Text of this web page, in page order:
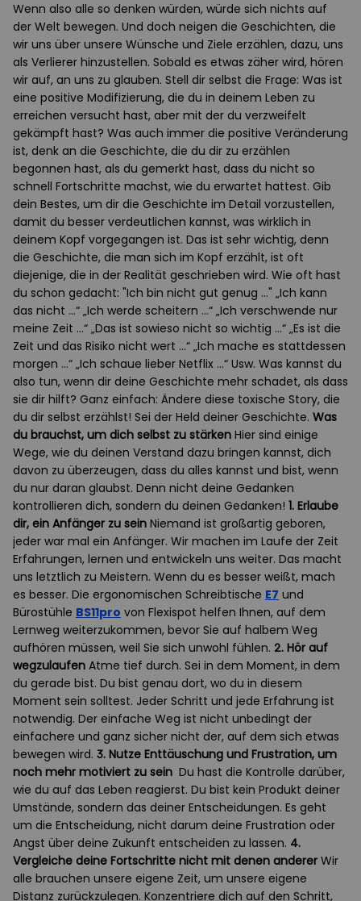
Wenn also alle so denken würden, würde sich nichts auf
der Welt bewegen. Und doch neigen die Geschichten, die
wir uns über unsere Wünsche und Ziele erzählen, dazu, uns
als Verlierer hinzustellen. Sobald es etwas zäher wird, hören
wir auf, an uns zu glauben. Stell dir selbst die Frage: Was ist
eine positive Modifizierung, die du in deinem Leben zu
erreichen versucht hast, aber mit der du verzweifelt
gekämpft hast? Was auch immer die positive Veränderung
ist, denk an die Geschichte, die du dir zu erzählen
begonnen hast, als du gemerkt hast, dass du nicht so
schnell Fortschritte machst, wie du erwartet hattest. Gib
dein Bestes, um dir die Geschichte im Detail vorzustellen,
damit du besser verdeutlichen kannst, was wirklich in
deinem Kopf vorgegangen ist. Das ist sehr wichtig, denn
die Geschichte, die man sich im Kopf erzählt, ist oft
diejenige, die in der Realität geschrieben wird. Wie oft hast
du schon gedacht: "Ich bin nicht gut genug …" „Ich kann
das nicht …“ „Ich werde scheitern …“ „Ich verschwende nur
meine Zeit …“ „Das ist sowieso nicht so wichtig …“ „Es ist die
Zeit und das Risiko nicht wert …“ „Ich mache es stattdessen
morgen …“ „Ich schaue lieber Netflix …“ Usw. Was kannst du
also tun, wenn dir deine Geschichte mehr schadet, als dass
sie dir hilft? Ganz einfach: Ändere diese toxische Story, die
du dir selbst erzählst! Sei der Held deiner Geschichte. Was
du brauchst, um dich selbst zu stärken Hier sind einige
Wege, wie du deinen Verstand dazu bringen kannst, dich
davon zu überzeugen, dass du alles kannst und bist, wenn
du nur daran glaubst. Denn nicht deine Gedanken
kontrollieren dich, sondern du deinen Gedanken! 1. Erlaube
dir, ein Anfänger zu sein Niemand ist großartig geboren,
jeder war mal ein Anfänger. Wir machen im Laufe der Zeit
Erfahrungen, lernen und entwickeln uns weiter. Das macht
uns letztlich zu Meistern. Wenn du es besser weißt, mach
es besser. Die ergonomischen Schreibtische E7 und
Bürostühle BS11pro von Flexispot helfen Ihnen, auf dem
Lernweg weiterzukommen, bevor Sie auf halbem Weg
aufhören müssen, weil Sie sich unwohl fühlen. 2. Hör auf
wegzulaufen Atme tief durch. Sei in dem Moment, in dem
du gerade bist. Du bist genau dort, wo du in diesem
Moment sein solltest. Jeder Schritt und jede Erfahrung ist
notwendig. Der einfache Weg ist nicht unbedingt der
einfachere und ganz sicher nicht der, auf dem sich etwas
bewegen wird. 3. Nutze Enttäuschung und Frustration, um
noch mehr motiviert zu sein Du hast die Kontrolle darüber,
wie du auf das Leben reagierst. Du bist kein Produkt deiner
Umstände, sondern das deiner Entscheidungen. Es geht
um die Entscheidung, nicht darum deine Frustration oder
Angst über deine Zukunft entscheiden zu lassen. 4.
Vergleiche deine Fortschritte nicht mit denen anderer Wir
alle brauchen unsere eigene Zeit, um unsere eigene
Distanz zurückzulegen. Konzentriere dich auf den Schritt,